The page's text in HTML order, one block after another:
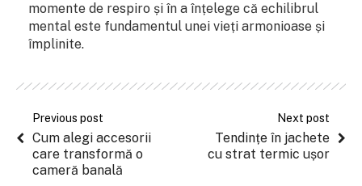
momente de respiro și în a înțelege că echilibrul
mental este fundamentul unei vieți armonioase și
împlinite.
Previous post
Cum alegi accesorii
care transformă o
cameră banală
Next post
Tendințe în jachete
cu strat termic ușor